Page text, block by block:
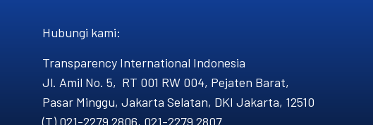
Hubungi kami​:
Transparency International Indonesia
Jl. Amil No. 5, RT 001 RW 004, Pejaten Barat,
Pasar Minggu, Jakarta Selatan, DKI Jakarta, 12510
(T) 021-2279 2806, 021-2279 2807